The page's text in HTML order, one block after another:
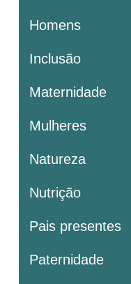
Homens
Inclusão
Maternidade
Mulheres
Natureza
Nutrição
Pais presentes
Paternidade